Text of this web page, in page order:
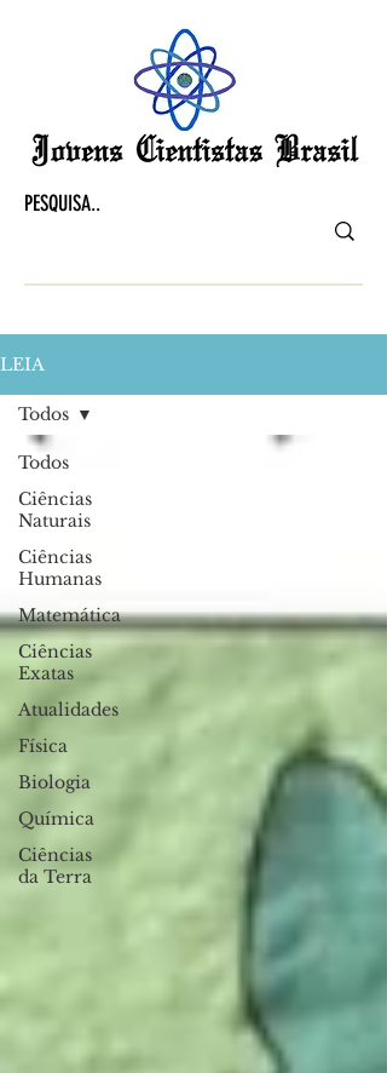
LEIA
Todos
Ciências
Naturais
Ciências
Humanas
Matemática
Ciências
Exatas
Atualidades
Física
Biologia
Química
Ciências
da Terra
Todos